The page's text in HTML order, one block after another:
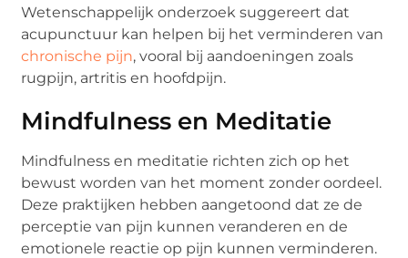
Wetenschappelijk onderzoek suggereert dat
acupunctuur kan helpen bij het verminderen van
chronische pijn, vooral bij aandoeningen zoals
rugpijn, artritis en hoofdpijn.
Mindfulness en Meditatie
Mindfulness en meditatie richten zich op het
bewust worden van het moment zonder oordeel.
Deze praktijken hebben aangetoond dat ze de
perceptie van pijn kunnen veranderen en de
emotionele reactie op pijn kunnen verminderen.